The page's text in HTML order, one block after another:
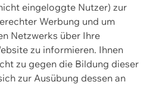
eingeloggte Nutzer) zur
Werbung und um
Netzwerks über Ihre
zu informieren. Ihnen
zu gegen die Bildung dieser
zur Ausübung dessen an